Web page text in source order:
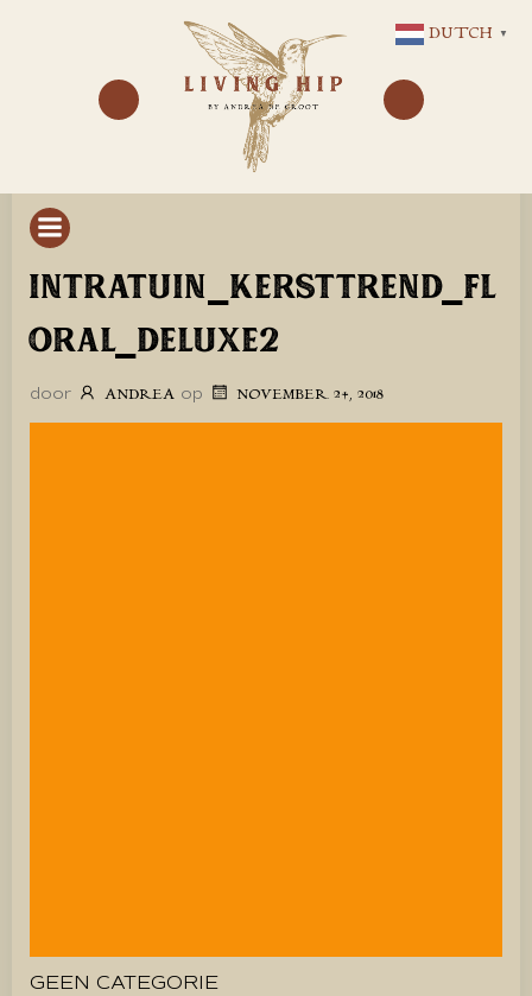
NAAR
DE
INHOUD
INTRATUIN_KERSTTREND_FL
ORAL_DELUXE2
door ANDREA op NOVEMBER 24, 2018
GEEN CATEGORIE
DUTCH ▼